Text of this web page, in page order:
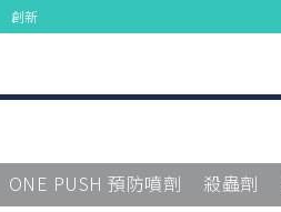
新
ONE PUSH 預防噴劑 殺蟲劑